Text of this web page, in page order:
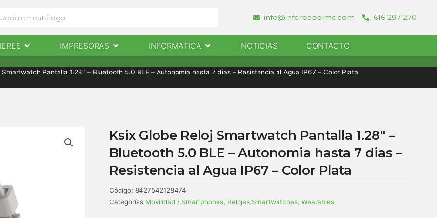
info@inforpapelmc.com 616 297 270
INFORMÁTICA NOTICIAS CONTACTO
Abrir EscaneresIMPRESORAS Abrir ImpresorasINFORMATICA Abrir InformaticaNOTICIAS CONTACTO
Smartwatch Pantalla 1.28″ – Bluetooth 5.0 BLE – Autonomia hasta 7 dias – Resistencia al Agua IP67 – Color Plata
Ksix Globe Reloj Smartwatch Pantalla 1.28″ –
Bluetooth 5.0 BLE – Autonomia hasta 7 dias –
Resistencia al Agua IP67 – Color Plata
Código: 8427542128474
Categorías Movilidad / Smartphones, Relojes Smartwatches, Wearables